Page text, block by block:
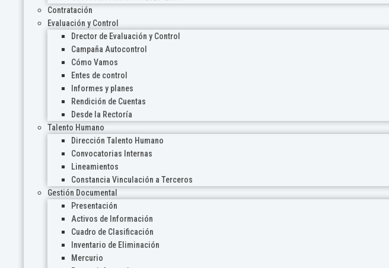
Contratación
Evaluación y Control
Drector de Evaluación y Control
Campaña Autocontrol
Cómo Vamos
Entes de control
Informes y planes
Rendición de Cuentas
Desde la Rectoría
Talento Humano
Dirección Talento Humano
Convocatorias Internas
Lineamientos
Constancia Vinculación a Terceros
Gestión Documental
Presentación
Activos de Información
Cuadro de Clasificación
Inventario de Eliminación
Mercurio